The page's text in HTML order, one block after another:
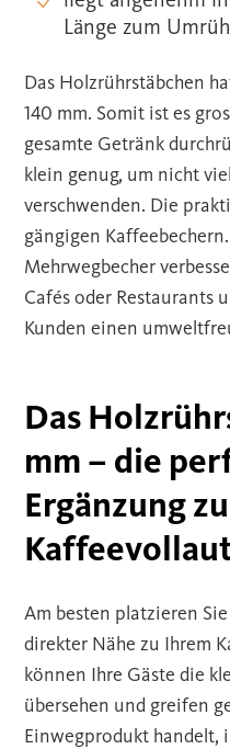
Länge zum
Das Holzrührstäbchen
140 mm. Somit ist es
gesamte Getränk
klein genug, um nicht
verschwenden. Die
gängigen
Mehrwegbecher
Cafés oder Restaurants
Kunden einen
Das
mm – die
Ergänzung
Am besten platzieren
direkter Nähe zu Ihrem
können Ihre Gäste die
übersehen und greifen
Einwegprodukt handelt,